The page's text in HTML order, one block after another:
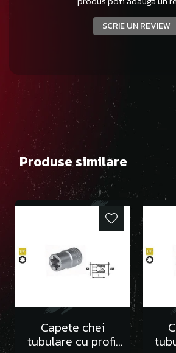
SCRIE UN REVIEW
Produse similare
Capete chei
tubulare cu profil